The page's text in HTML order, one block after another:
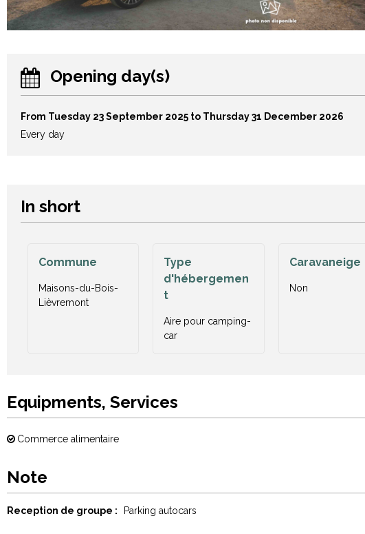
Opening day(s)
From Tuesday 23 September 2025 to Thursday 31 December 2026
Every day
In short
Commune
Maisons-du-Bois-
Lièvremont
Type
d'hébergemen
t
Aire pour camping-
car
Caravaneige
Non
Equipments, Services
Commerce alimentaire
Note
Reception de groupe : Parking autocars